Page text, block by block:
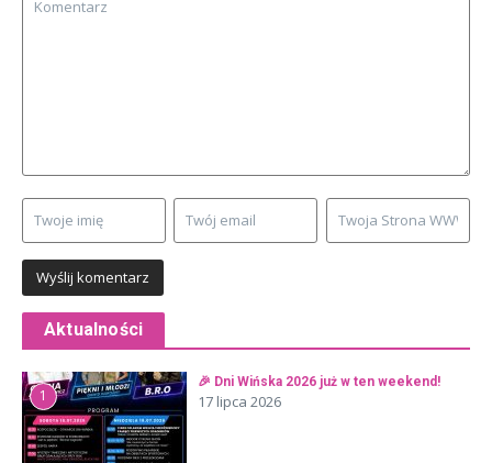
Aktualności
1
🎉 Dni Wińska 2026 już w ten weekend!
17 lipca 2026